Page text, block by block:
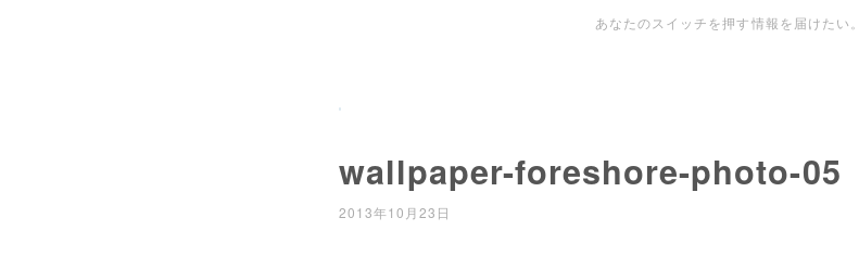
あなたのスイッチを押す情報を届けたい。
wallpaper-foreshore-photo-05
2013年10月23日